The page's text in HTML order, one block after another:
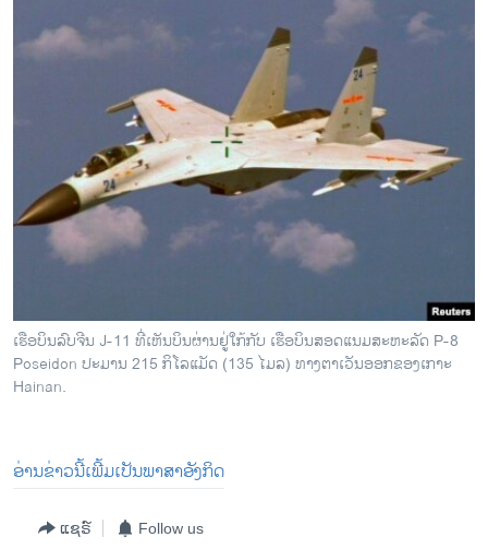
ເຮືອບິນລົບຈີນ J-11 ທີ່ເຫັນບິນຜ່ານຢູ່ໃກ້ກັບ ເຮືອບິນສອດແນມສະຫະລັດ P-8
Poseidon ປະມານ 215 ກິໂລແມັດ (135 ໄມລ) ທາງຕາເວັນອອກຂອງເກາະ
Hainan.
ອ່ານຂ່າວນີ້ເພີ້ມເປັນພາສາອັງກິດ
ແຊຣ໌ Follow us